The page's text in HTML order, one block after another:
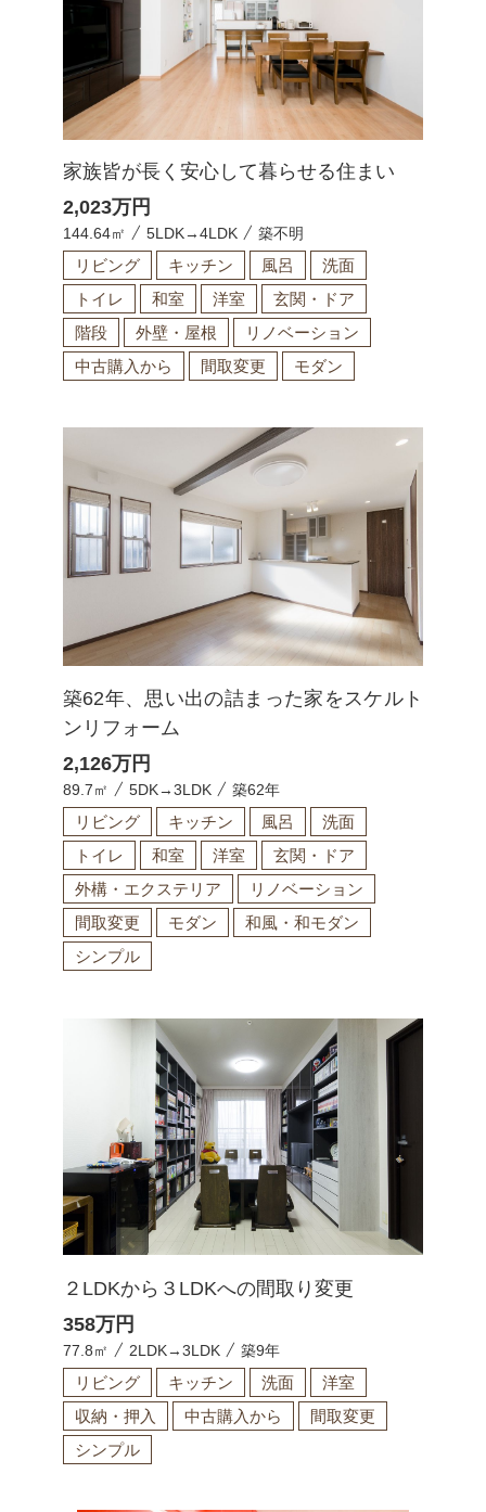
家族皆が長く安心して暮らせる住まい
2,023万円
144.64㎡ 5LDK→4LDK 築不明
リビング キッチン 風呂
洗面
トイレ
和室 洋室
玄関・ドア
階段
外壁・屋根
リノベーション
中古購入から
間取変更 モダン
築62年、思い出の詰まった家をスケルト
ンリフォーム
2,126万円
89.7㎡ 5DK→3LDK 築62年
リビング キッチン 風呂
洗面
トイレ
和室 洋室
玄関・ドア
外構・エクステリア
リノベーション
間取変更
モダン
和風・和モダン
シンプル
２LDKから３LDKへの間取り変更
358万円
77.8㎡ 2LDK→3LDK 築9年
リビング キッチン 洗面
洋室
収納・押入
中古購入から
間取変更
シンプル